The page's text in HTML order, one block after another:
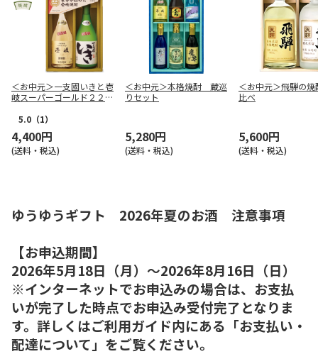
＜お中元＞一支國いきと壱
岐スーパーゴールド２２
5.0 （1）
4,400円
(送料・税込)
＜お中元＞本格焼酎 蔵巡
りセット
5,280円
(送料・税込)
＜お中元＞飛騨の焼
比べ
5,600円
(送料・税込)
ゆうゆうギフト 2026年夏のお酒 注意事項
【お申込期間】
2026年5月18日（月）～2026年8月16日（日）
※インターネットでお申込みの場合は、お支払
いが完了した時点でお申込み受付完了となりま
す。詳しくはご利用ガイド内にある「お支払い・
配達について」をご覧ください。